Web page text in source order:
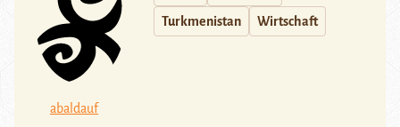
abaldauf
Turkmenistan Wirtschaft